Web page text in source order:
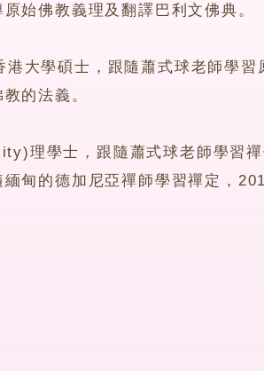
始佛教義理及翻譯巴利文佛典。
學碩士，跟隨蕭式球老師學習
的法義。
學士，跟隨蕭式球老師學習禪
甸的德加尼亞禪師學習禪定，